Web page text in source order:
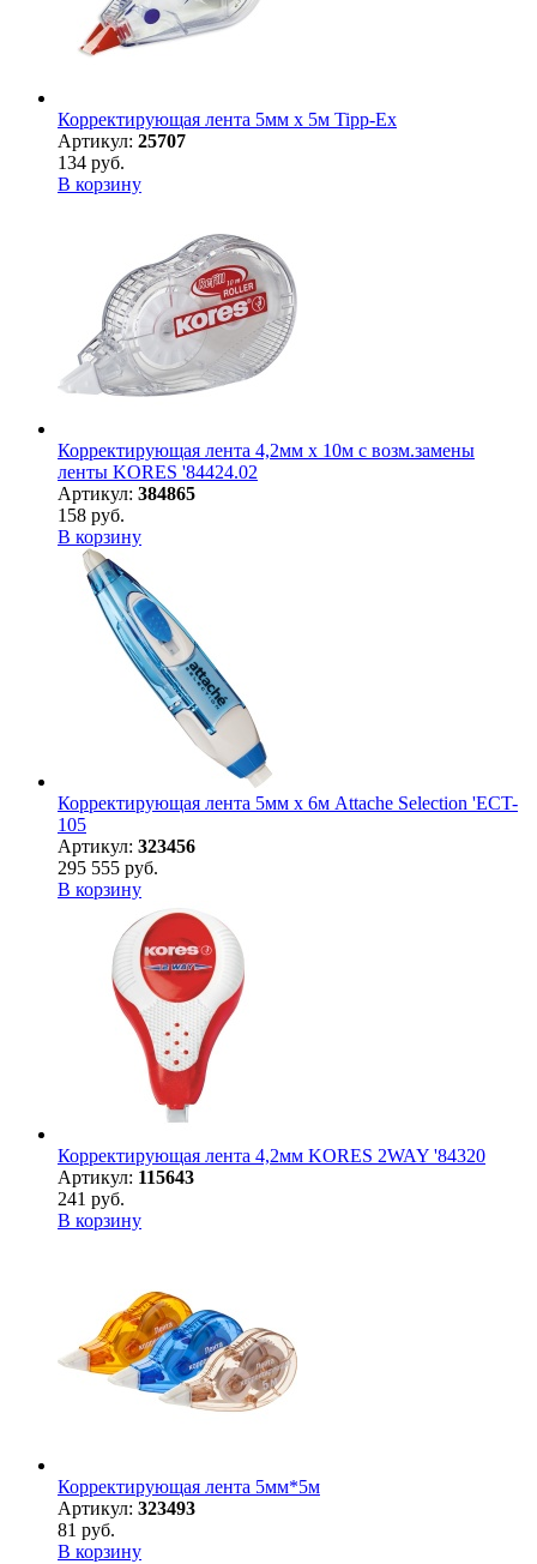
Корректирующая лента 5мм х 5м Tipp-Ex
Артикул: 25707
134 руб.
В корзину
Корректирующая лента 4,2мм х 10м с возм.замены
ленты KORES '84424.02
Артикул: 384865
158 руб.
В корзину
Корректирующая лента 5мм х 6м Attache Selection 'ECT-
105
Артикул: 323456
295 555 руб.
В корзину
Корректирующая лента 4,2мм KORES 2WAY '84320
Артикул: 115643
241 руб.
В корзину
Корректирующая лента 5мм*5м
Артикул: 323493
81 руб.
В корзину